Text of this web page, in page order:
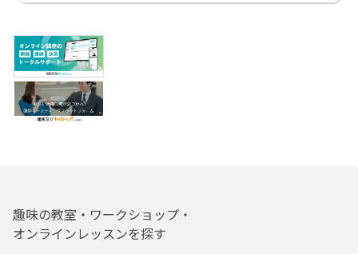
趣味の教室・ワークショップ・
オンラインレッスンを探す